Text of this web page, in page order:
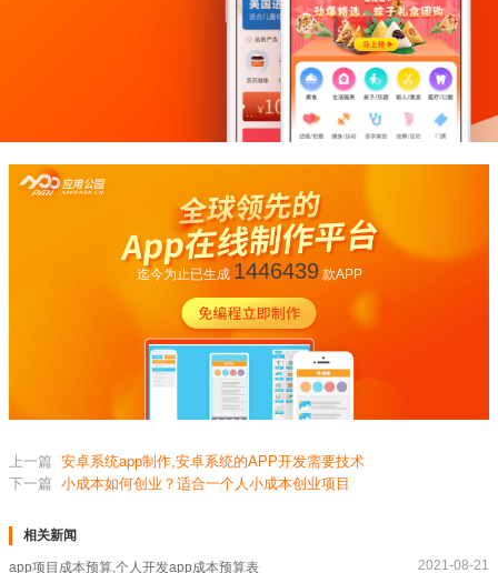
迄今为止已生成 1446439款APP
上一篇 安卓系统app制作,安卓系统的APP开发需要技术
下一篇 小成本如何创业？适合一个人小成本创业项目
相关新闻
app项目成本预算,个人开发app成本预算表 2021-08-21